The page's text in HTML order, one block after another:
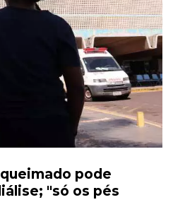
pode
"só os pés